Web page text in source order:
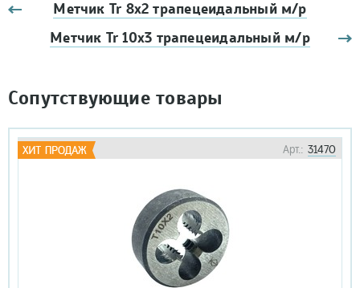
Метчик Tr 8х2 трапецеидальный м/р
Метчик Tr 10х3 трапецеидальный м/р
Сопутствующие товары
Арт.: 31470